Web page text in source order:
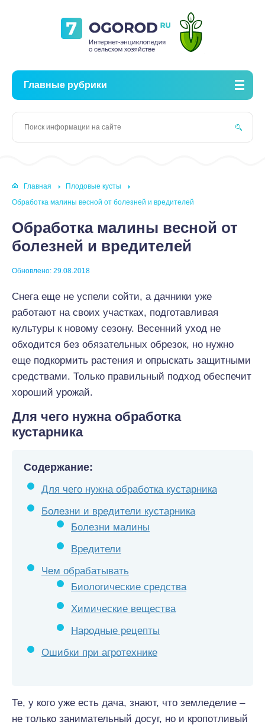
Главные рубрики
Главная
Плодовые кусты
Обработка малины весной от болезней и вредителей
Обработка малины весной от
болезней и вредителей
Обновлено: 29.08.2018
Снега еще не успели сойти, а дачники уже
работают на своих участках, подготавливая
культуры к новому сезону. Весенний уход не
обходится без обязательных обрезок, но нужно
еще подкормить растения и опрыскать защитными
средствами. Только правильный подход обеспечит
хороший урожай.
Для чего нужна обработка
кустарника
Содержание:
Для чего нужна обработка кустарника
Болезни и вредители кустарника
Болезни малины
Вредители
Чем обрабатывать
Биологические средства
Химические вещества
Народные рецепты
Ошибки при агротехнике
Те, у кого уже есть дача, знают, что земледелие –
не только занимательный досуг, но и кропотливый